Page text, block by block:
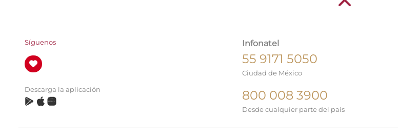
Síguenos
Descarga la aplicación
Infonatel
55 9171 5050
Ciudad de México
800 008 3900
Desde cualquier parte del país